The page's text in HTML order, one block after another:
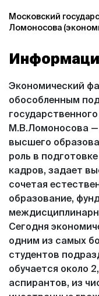
Московский
Ломоносова
Экономический
обособленным
М.В.Ломоносова —
высшего
роль в
кадров, задает
сочетая
образование,
Сегодня
одним из самых
студентов
обучается около
аспирантов, из